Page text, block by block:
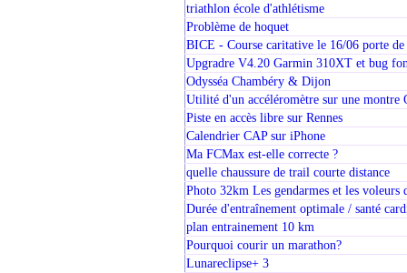
triathlon école d'athlétisme
Problème de hoquet
BICE - Course caritative le 16/06 porte
Upgradre V4.20 Garmin 310XT et bug
Odysséa Chambéry & Dijon
Utilité d'un accéléromètre sur une montre
Piste en accès libre sur Rennes
Calendrier CAP sur iPhone
Ma FCMax est-elle correcte ?
quelle chaussure de trail courte distance
Photo 32km Les gendarmes et les voleurs
Durée d'entraînement optimale / santé
plan entrainement 10 km
Pourquoi courir un marathon?
Lunareclipse+ 3